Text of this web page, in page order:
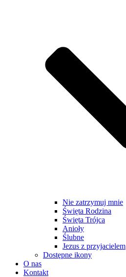
Nie zatrzymuj mnie
Święta Rodzina
Święta Trójca
Anioły
Ślubne
Jezus z przyjacielem
Dostępne ikony
O nas
Kontakt